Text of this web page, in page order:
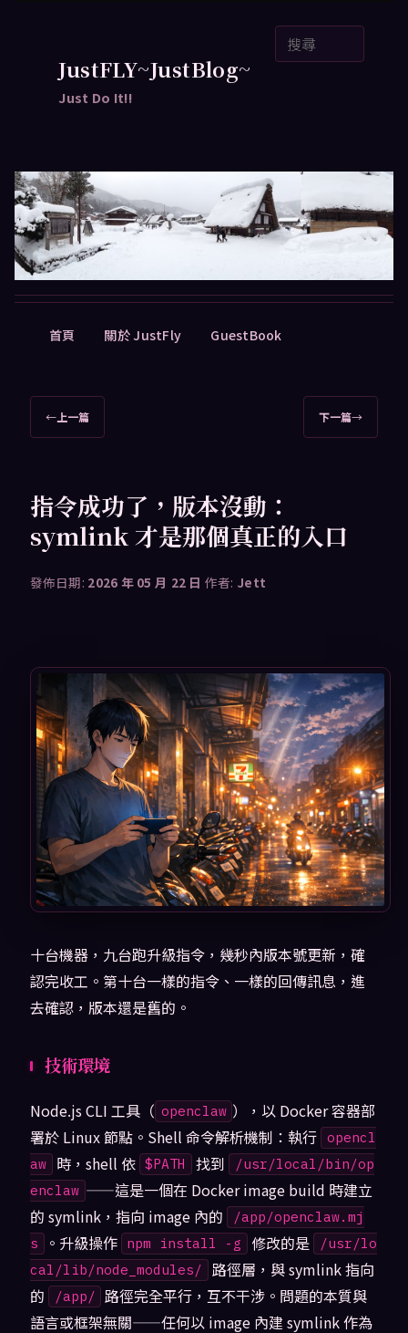
JustFLY~JustBlog~
Just Do It!!
首頁 關於 JustFly GuestBook
章
←上一篇 下一篇→
指令成功了，版本沒動：
symlink 才是那個真正的入口
發佈日期: 2026 年 05 月 22 日 作者: Jett
十台機器，九台跑升級指令，幾秒內版本號更新，確
認完收工。第十台一樣的指令、一樣的回傳訊息，進
去確認，版本還是舊的。
技術環境
Node.js CLI 工具（ openclaw ），以 Docker 容器部
署於 Linux 節點。Shell 命令解析機制：執行 opencl
aw
時，shell 依 $PATH 找到
/usr/local/bin/op
enclaw ——這是一個在 Docker image build 時建立
的 symlink，指向 image 內的
/app/openclaw.mj
s
。升級操作 npm install -g 修改的是
/usr/lo
cal/lib/node_modules/
路徑層，與 symlink 指向
的
/app/
路徑完全平行，互不干涉。問題的本質與
語言或框架無關——任何以 image 內建 symlink 作為